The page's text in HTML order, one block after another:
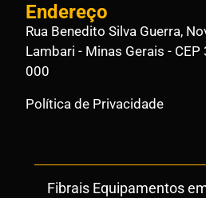
Endereço
Rua Benedito Silva Guerra,
Lambari - Minas Gerais - CEP
000
Política de Privacidade
Fibrais Equipamentos